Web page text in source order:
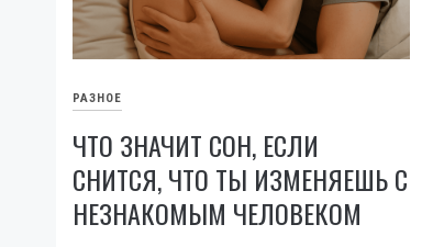
РАЗНОЕ
ЧТО ЗНАЧИТ СОН, ЕСЛИ
СНИТСЯ, ЧТО ТЫ ИЗМЕНЯЕШЬ С
НЕЗНАКОМЫМ ЧЕЛОВЕКОМ